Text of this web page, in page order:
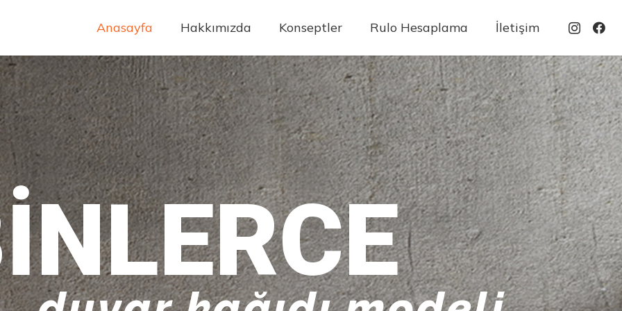
Anasayfa Hakkımızda Konseptler Rulo Hesaplama İletişim